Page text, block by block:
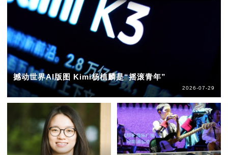
撼动世界AI版图 Kimi杨植麟是“摇滚青年”
2026-07-29